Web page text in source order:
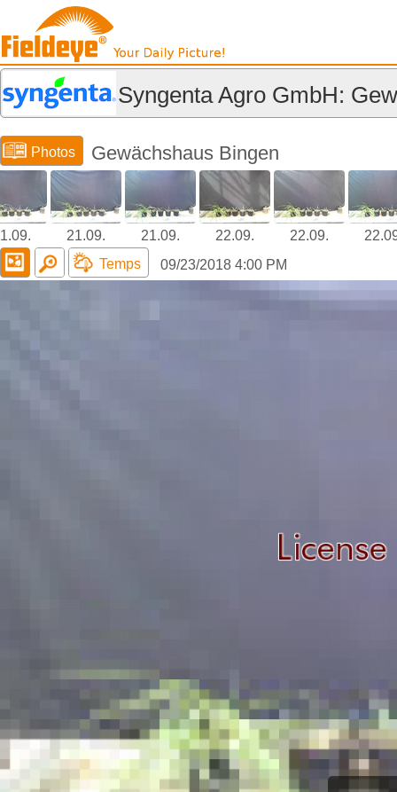
Syngenta Agro GmbH:
Photos Gewächshaus Bingen
21.09. 21.09. 22.09. 22.09.
Temps
09/23/2018 4:00 PM